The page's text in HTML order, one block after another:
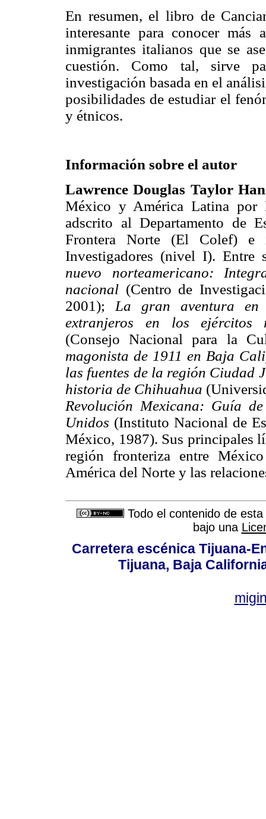
En resumen, el libro de
interesante para conocer
inmigrantes italianos que se
cuestión. Como tal, sirve
investigación basada en el
posibilidades de estudiar el
y étnicos.
Información sobre el autor
Lawrence Douglas Taylor
México y América Latina por
adscrito al Departamento de
Frontera Norte (El Colef) e
Investigadores (nivel I). Entre
nuevo norteamericano:
nacional (Centro de
2001); La
gran aventura
extranjeros en los ejércitos
(Consejo Nacional para la
magonista de 1911 en Baja
las fuentes de la región Ciudad
historia de Chihuahua
Revolución Mexicana: Guía
Unidos (Instituto Nacional de
México, 1987). Sus principales
región fronteriza entre
América del Norte y las
Todo el contenido de
bajo una
Carretera escénica Tijuana-
Tijuana, Baja